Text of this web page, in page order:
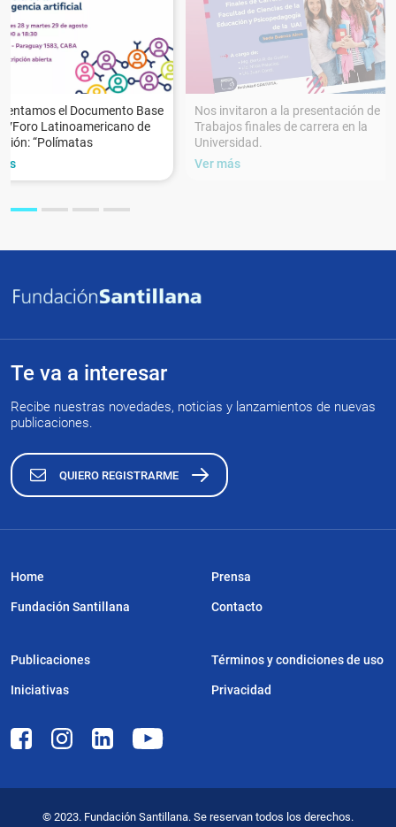
el Documento Base
Latinoamericano de
“Polímatas
Nos invitaron a la presentación de
Trabajos finales de carrera en la
Universidad.
Ver más
Te va a interesar
Recibe nuestras novedades, noticias y lanzamientos de nuevas
publicaciones.
QUIERO REGISTRARME
Home
Fundación Santillana
Publicaciones
Iniciativas
Prensa
Contacto
Términos y condiciones de uso
Privacidad
© 2023. Fundación Santillana. Se reservan todos los derechos.